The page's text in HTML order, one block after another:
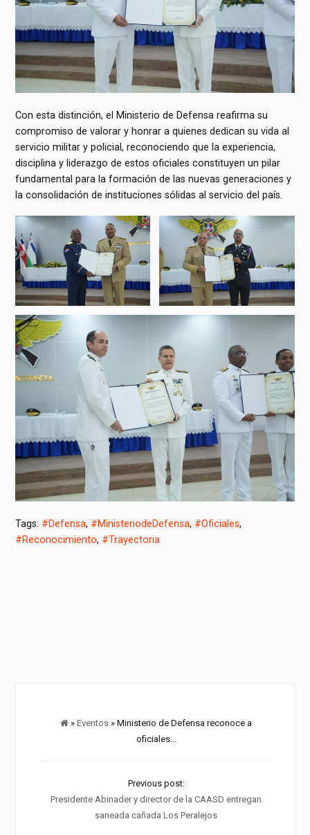
Con esta distinción, el Ministerio de Defensa reafirma su
compromiso de valorar y honrar a quienes dedican su vida al
servicio militar y policial, reconociendo que la experiencia,
disciplina y liderazgo de estos oficiales constituyen un pilar
fundamental para la formación de las nuevas generaciones y
la consolidación de instituciones sólidas al servicio del país.
Tags: #Defensa, #MinisteriodeDefensa, #Oficiales,
#Reconocimiento, #Trayectoria
»Eventos » Ministerio de Defensa reconoce a
oficiales...
Previous post:
Presidente Abinader y director de la CAASD entregan
saneada cañada Los Peralejos